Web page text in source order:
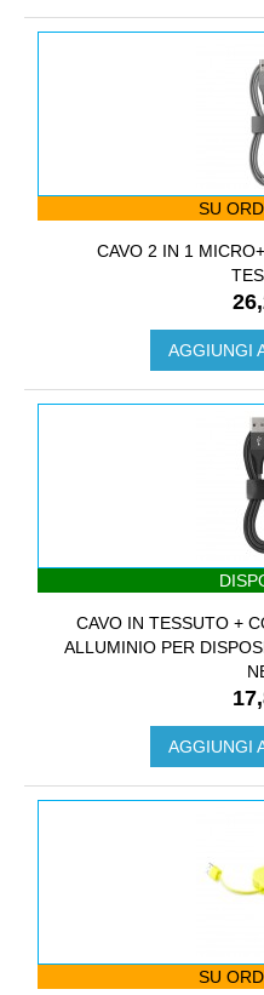
SU
CAVO 2 IN 1
AGGIUNGI
CAVO IN TESSUTO +
ALLUMINIO PER
AGGIUNGI
SU